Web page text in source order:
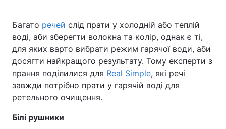
Багато речей слід прати у холодній або теплій
воді, аби зберегти волокна та колір, однак є ті,
для яких варто вибрати режим гарячої води, аби
досягти найкращого результату. Тому експерти з
прання поділилися для Real Simple, які речі
завжди потрібно прати у гарячій воді для
ретельного очищення.
Білі рушники